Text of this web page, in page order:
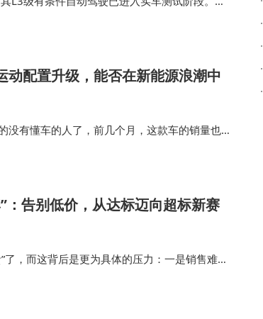
试以及90万公里仿真测试。此前，岚图已获得
配置升级，能否在新能源浪潮中
有懂车的人了，前几个月，这款车的销量也就
因为飞度前一次换代，低配车型甚至连喇叭都
：告别低价，从达标迈向超标新赛
，而这背后是更为具体的压力：一是销售难度
要更多沟通成本；二是盈利空间受压，进货价